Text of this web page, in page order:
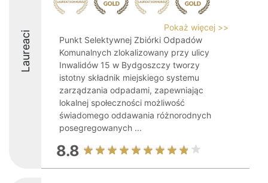
Laureaci
Pokaż więcej >>
Punkt Selektywnej Zbiórki Odpadów
Komunalnych zlokalizowany przy ulicy
Inwalidów 15 w Bydgoszczy tworzy
istotny składnik miejskiego systemu
zarządzania odpadami, zapewniając
lokalnej społeczności możliwość
świadomego oddawania różnorodnych
posegregowanych ...
8.8